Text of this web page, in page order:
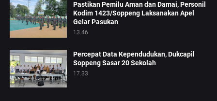
Pastikan Pemilu Aman dan Damai, Personil
Kodim 1423/Soppeng Laksanakan Apel
Gelar Pasukan
13.46
Percepat Data Kependudukan, Dukcapil
Soppeng Sasar 20 Sekolah
17.33